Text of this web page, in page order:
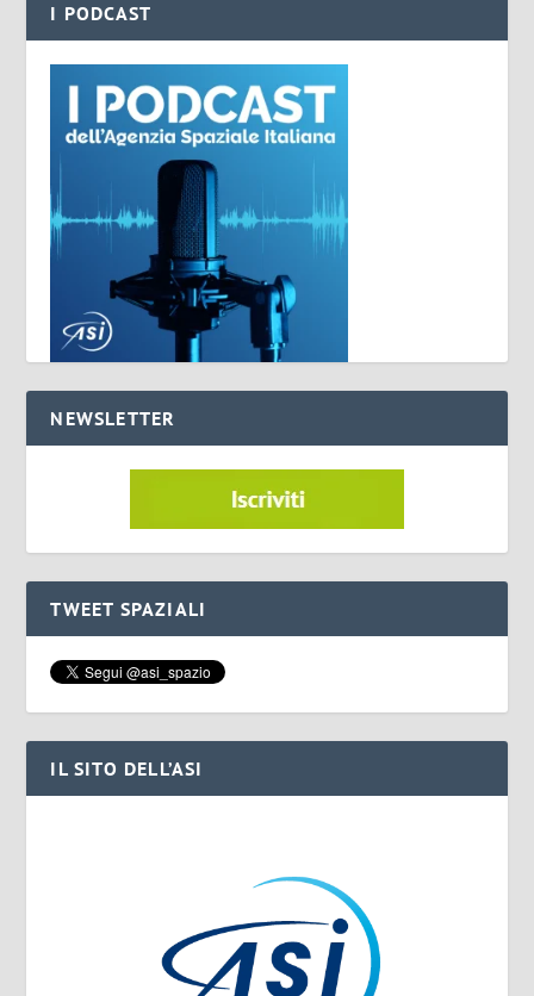
I PODCAST
NEWSLETTER
TWEET SPAZIALI
IL SITO DELL’ASI